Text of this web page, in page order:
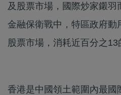
及股票市場，國際炒家鎩羽
金融保衛戰中，特區政府動
股票市場，消耗近百分之13
香港是中國領土範圍內最國